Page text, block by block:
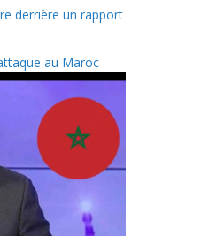
derrière un rapport
au Maroc